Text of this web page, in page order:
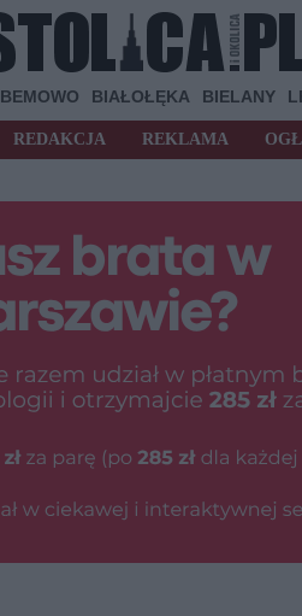
BEMOWO BIAŁOŁĘKA BIELANY
REDAKCJA REKLAMA